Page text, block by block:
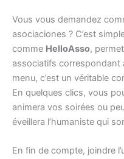
Vous vous demandez
asociaciones ? C’est
comme HelloAsso,
associatifs correspondant
menu, c’est un véritable
En quelques clics, vous
animera vos soirées ou
éveillera l’humaniste qui
En fin de compte, joindre